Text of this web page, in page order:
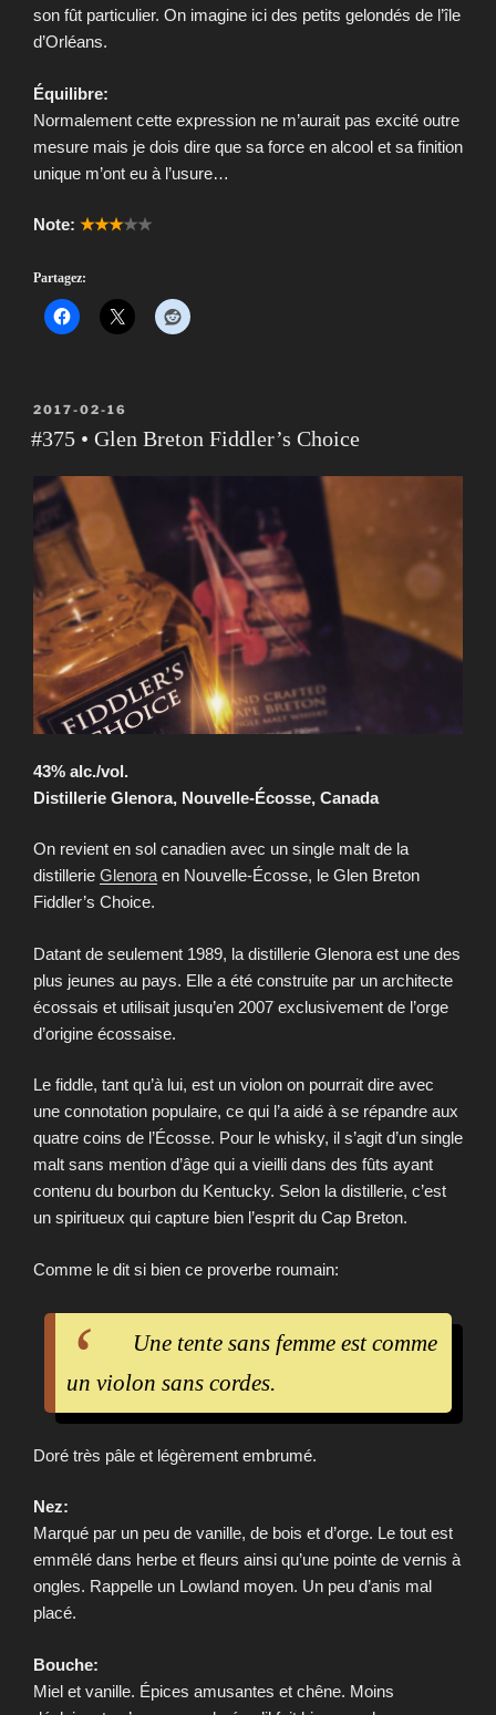
son fût particulier. On imagine ici des petits gelondés de l’île
d’Orléans.
Équilibre:
Normalement cette expression ne m’aurait pas excité outre
mesure mais je dois dire que sa force en alcool et sa finition
unique m’ont eu à l’usure…
Note: ★★★★★
Partagez:
PUBLIÉ
LE
2017-02-16
#375 • Glen Breton Fiddler’s Choice
43% alc./vol.
Distillerie Glenora, Nouvelle-Écosse, Canada
On revient en sol canadien avec un single malt de la
distillerie Glenora en Nouvelle-Écosse, le Glen Breton
Fiddler’s Choice.
Datant de seulement 1989, la distillerie Glenora est une des
plus jeunes au pays. Elle a été construite par un architecte
écossais et utilisait jusqu’en 2007 exclusivement de l’orge
d’origine écossaise.
Le fiddle, tant qu’à lui, est un violon on pourrait dire avec
une connotation populaire, ce qui l’a aidé à se répandre aux
quatre coins de l’Écosse. Pour le whisky, il s’agit d’un single
malt sans mention d’âge qui a vieilli dans des fûts ayant
contenu du bourbon du Kentucky. Selon la distillerie, c’est
un spiritueux qui capture bien l’esprit du Cap Breton.
Comme le dit si bien ce proverbe roumain:
Une tente sans femme est comme
un violon sans cordes.
Doré très pâle et légèrement embrumé.
Nez:
Marqué par un peu de vanille, de bois et d’orge. Le tout est
emmêlé dans herbe et fleurs ainsi qu’une pointe de vernis à
ongles. Rappelle un Lowland moyen. Un peu d’anis mal
placé.
Bouche:
Miel et vanille. Épices amusantes et chêne. Moins